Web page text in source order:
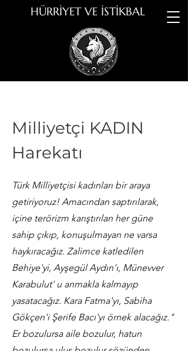
HÜRRİYET VE İSTİKBAL
Milliyetçi KADIN
Harekatı
Türk Milliyetçisi kadınları bir araya
getiriyoruz! Amacından saptırılarak,
içine terörizm karıştırılan her güne
sahip çıkıp, konuşulmayan ne varsa
haykıracağız. Zalimce katledilen
Behiye'yi, Ayşegül Aydın'ı, Münevver
Karabulut' u anmakla kalmayıp
yasatacağız. Kara Fatma'yı, Sabiha
Gökçen'i Şerife Bacı'yı örnek alacağız."
Er bozulursa aile bozulur, hatun